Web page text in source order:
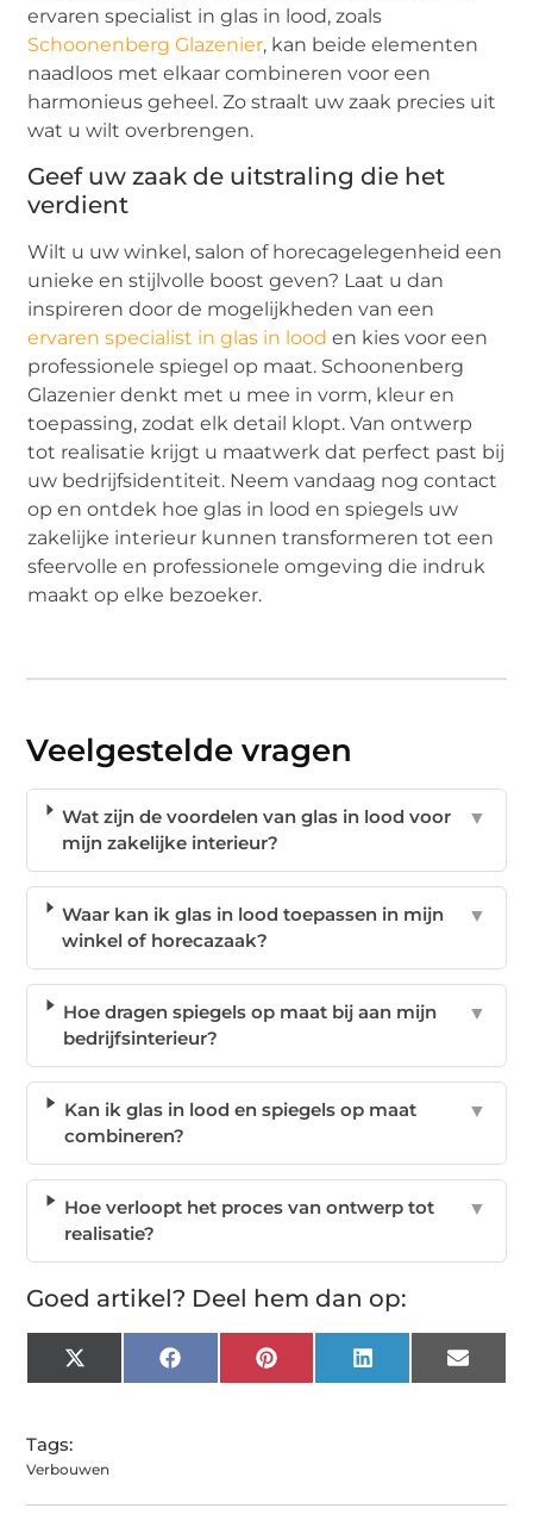
ervaren specialist in glas in lood, zoals
Schoonenberg Glazenier, kan beide elementen
naadloos met elkaar combineren voor een
harmonieus geheel. Zo straalt uw zaak precies uit
wat u wilt overbrengen.
Geef uw zaak de uitstraling die het
verdient
Wilt u uw winkel, salon of horecagelegenheid een
unieke en stijlvolle boost geven? Laat u dan
inspireren door de mogelijkheden van een
ervaren specialist in glas in lood en kies voor een
professionele spiegel op maat. Schoonenberg
Glazenier denkt met u mee in vorm, kleur en
toepassing, zodat elk detail klopt. Van ontwerp
tot realisatie krijgt u maatwerk dat perfect past bij
uw bedrijfsidentiteit. Neem vandaag nog contact
op en ontdek hoe glas in lood en spiegels uw
zakelijke interieur kunnen transformeren tot een
sfeervolle en professionele omgeving die indruk
maakt op elke bezoeker.
Veelgestelde vragen
Wat zijn de voordelen van glas in lood voor
mijn zakelijke interieur?
▼
Waar kan ik glas in lood toepassen in mijn
winkel of horecazaak?
▼
Hoe dragen spiegels op maat bij aan mijn
bedrijfsinterieur?
▼
Kan ik glas in lood en spiegels op maat
combineren?
▼
Hoe verloopt het proces van ontwerp tot
realisatie?
▼
Goed artikel? Deel hem dan op:
X
(Twitter)
FacebookPinterest LinkedIn Email
Tags:
Verbouwen